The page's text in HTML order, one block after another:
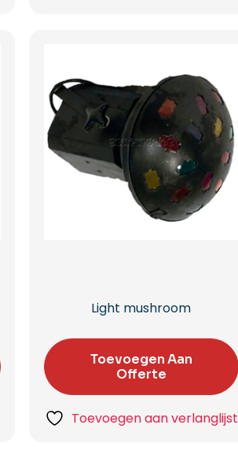
Light mushroom
Toevoegen Aan
Offerte
Toevoegen aan verlanglijst